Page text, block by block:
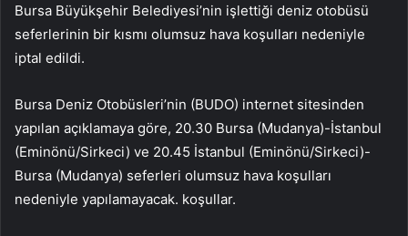
Bursa Büyükşehir Belediyesi’nin işlettiği deniz otobüsü
seferlerinin bir kısmı olumsuz hava koşulları nedeniyle
iptal edildi.
Bursa Deniz Otobüsleri’nin (BUDO) internet sitesinden
yapılan açıklamaya göre, 20.30 Bursa (Mudanya)-İstanbul
(Eminönü/Sirkeci) ve 20.45 İstanbul (Eminönü/Sirkeci)-
Bursa (Mudanya) seferleri olumsuz hava koşulları
nedeniyle yapılamayacak. koşullar.